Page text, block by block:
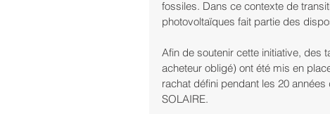
fossiles. Dans ce contexte de
photovoltaïques fait partie des
Afin de soutenir cette initiative, des
acheteur obligé) ont été mis en
rachat défini pendant les 20
SOLAIRE.